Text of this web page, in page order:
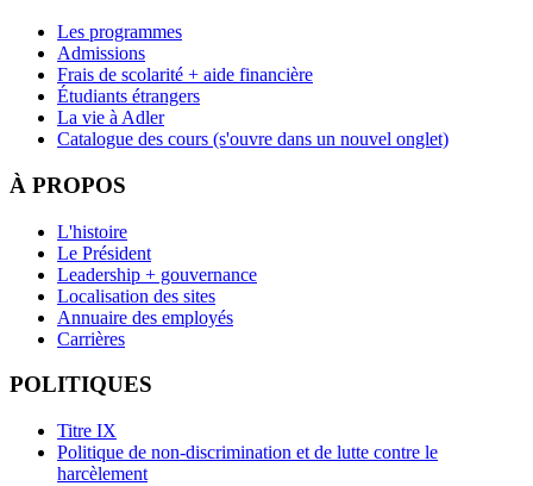
Les programmes
Admissions
Frais de scolarité + aide financière
Étudiants étrangers
La vie à Adler
Catalogue des cours (s'ouvre dans un nouvel onglet)
À PROPOS
L'histoire
Le Président
Leadership + gouvernance
Localisation des sites
Annuaire des employés
Carrières
POLITIQUES
Titre IX
Politique de non-discrimination et de lutte contre le
harcèlement